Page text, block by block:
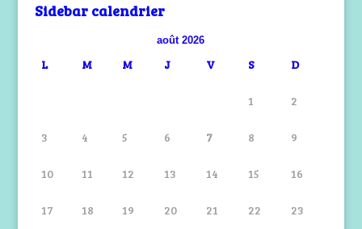
Sidebar calendrier
août 2026
L M M J V S D
1 2
3 4 5 6 7 8 9
10 11 12 13 14 15 16
17 18 19 20 21 22 23